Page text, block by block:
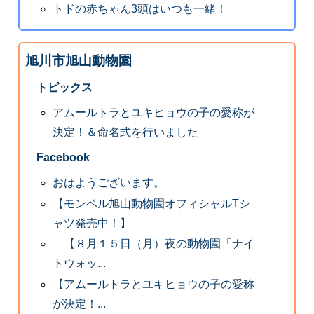
トドの赤ちゃん3頭はいつも一緒！
旭川市旭山動物園
トピックス
アムールトラとユキヒョウの子の愛称が
決定！＆命名式を行いました
Facebook
おはようございます。
【モンベル旭山動物園オフィシャルTシ
ャツ発売中！】
【８月１５日（月）夜の動物園「ナイ
トウォッ...
【アムールトラとユキヒョウの子の愛称
が決定！...